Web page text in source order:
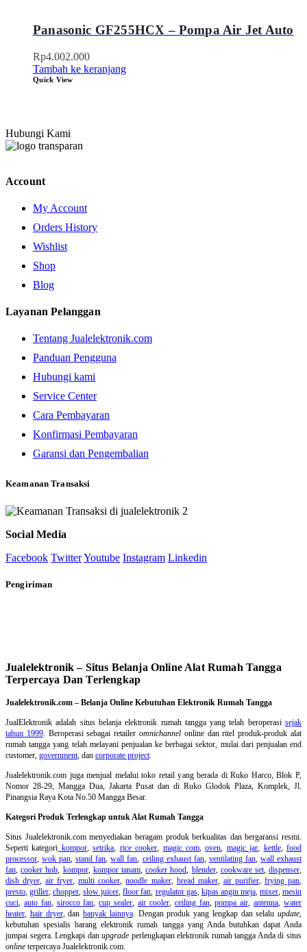
Panasonic GF255HCX – Pompa Air Jet Auto
Rp4.002.000
Tambah ke keranjang
Quick View
Hubungi Kami
Account
My Account
Orders History
Wishlist
Shop
Blog
Layanan Pelanggan
Tentang Jualelektronik.com
Panduan Pengguna
Hubungi kami
Service Center
Cara Pembayaran
Konfirmasi Pembayaran
Garansi dan Pengembalian
Keamanan Transaksi
Social Media
Facebook TwitterYoutube Instagram Linkedin
Pengiriman
Jualelektronik – Situs Belanja Online Alat Rumah Tangga
Terpercaya Dan Terlengkap
Jualelektronik.com – Belanja Online Kebutuhan Elektronik Rumah Tangga
JualElektronik adalah situs belanja elektronik rumah tanggayang telah beroperasisejak
tahun 1999. Beroperasi sebagai retaileromnichannel online dan ritel produk-produk alat
rumah tangga yang telah melayani penjualan ke berbagai sektor, mulai dari penjualan end
customer, government, dan corporate project.
Jualelektronik.com juga menjual melalui toko retail yang berada di Ruko Harco, Blok P,
Nomor 28-29, Mangga Dua, Jakarta Pusat dan di Ruko Glodok Plaza, Komplek, Jl.
Pinangsia Raya Kota No.50 Mangga Besar.
Kategori Produk Terlengkap untuk Alat Rumah Tangga
Situs Jualelektronik.com menyediakan beragam produk berkualitas dan bergaransi resmi.
Seperti kategori kompor,setrika, rice cooker, magic com,oven, magic jar, kettle,food
processor,wok pan,stand fan,wall fan, ceiling exhaust fan, ventilating fan, wall exhaust
fan,cooker hob, kompor, kompor tanam,cooker hood, blender, cookware set,dispenser,
dish dryer,air fryer,multi cooker,noodle maker, bread maker, air purifier, frying pan,
presto,griller,chopper,slow juicer,floor fan, regulator gas, kipas angin meja, mixer,mesin
cuci, auto fan, sirocco fan,cup sealer,air cooler, ceiling fan,pompa air,antenna,water
heater, hair dryer, dan banyak lainnya. Dengan produk yang lengkap dan selalu update,
kebutuhan spesialis barang elektronik rumah tangga yang Anda butuhkan dapat Anda
jumpai segera. Lengkapi danupgrade perlengkapan elektronik rumah tangga Anda di situs
online terpercaya Jualelektronik.com.